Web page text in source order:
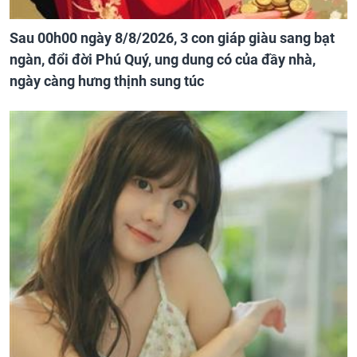
Sau 00h00 ngày 8/8/2026, 3 con giáp giàu sang bạt
ngàn, đổi đời Phú Quý, ung dung có của đầy nhà,
ngày càng hưng thịnh sung túc